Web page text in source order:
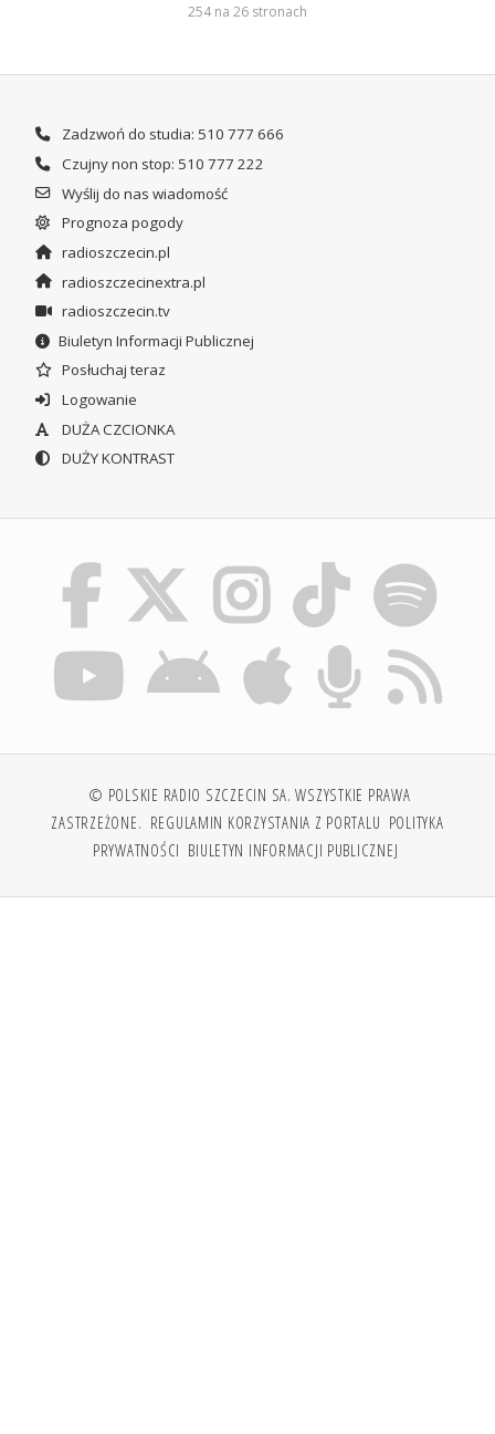
254 na 26 stronach
Zadzwoń do studia: 510 777 666
Czujny non stop: 510 777 222
Wyślij do nas wiadomość
Prognoza pogody
radioszczecin.pl
radioszczecinextra.pl
radioszczecin.tv
Biuletyn Informacji Publicznej
Posłuchaj teraz
Logowanie
DUŻA CZCIONKA
DUŻY KONTRAST
© POLSKIE RADIO SZCZECIN SA. WSZYSTKIE PRAWA
ZASTRZEŻONE. REGULAMIN KORZYSTANIA Z PORTALU POLITYKA
PRYWATNOŚCI BIULETYN INFORMACJI PUBLICZNEJ